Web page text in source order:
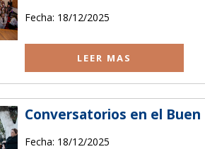
Fecha: 18/12/2025
LEER MAS
Conversatorios en el
Fecha: 18/12/2025